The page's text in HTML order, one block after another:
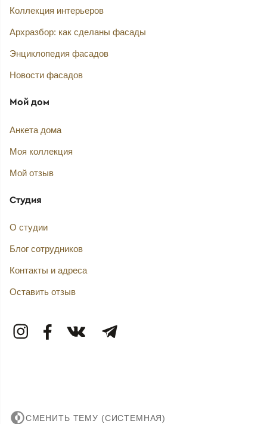
Коллекция интерьеров
Архразбор: как сделаны фасады
Энциклопедия фасадов
Новости фасадов
Мой дом
Анкета дома
Моя коллекция
Мой отзыв
Студия
О студии
Блог сотрудников
Контакты и адреса
Оставить отзыв
СМЕНИТЬ ТЕМУ (СИСТЕМНАЯ)